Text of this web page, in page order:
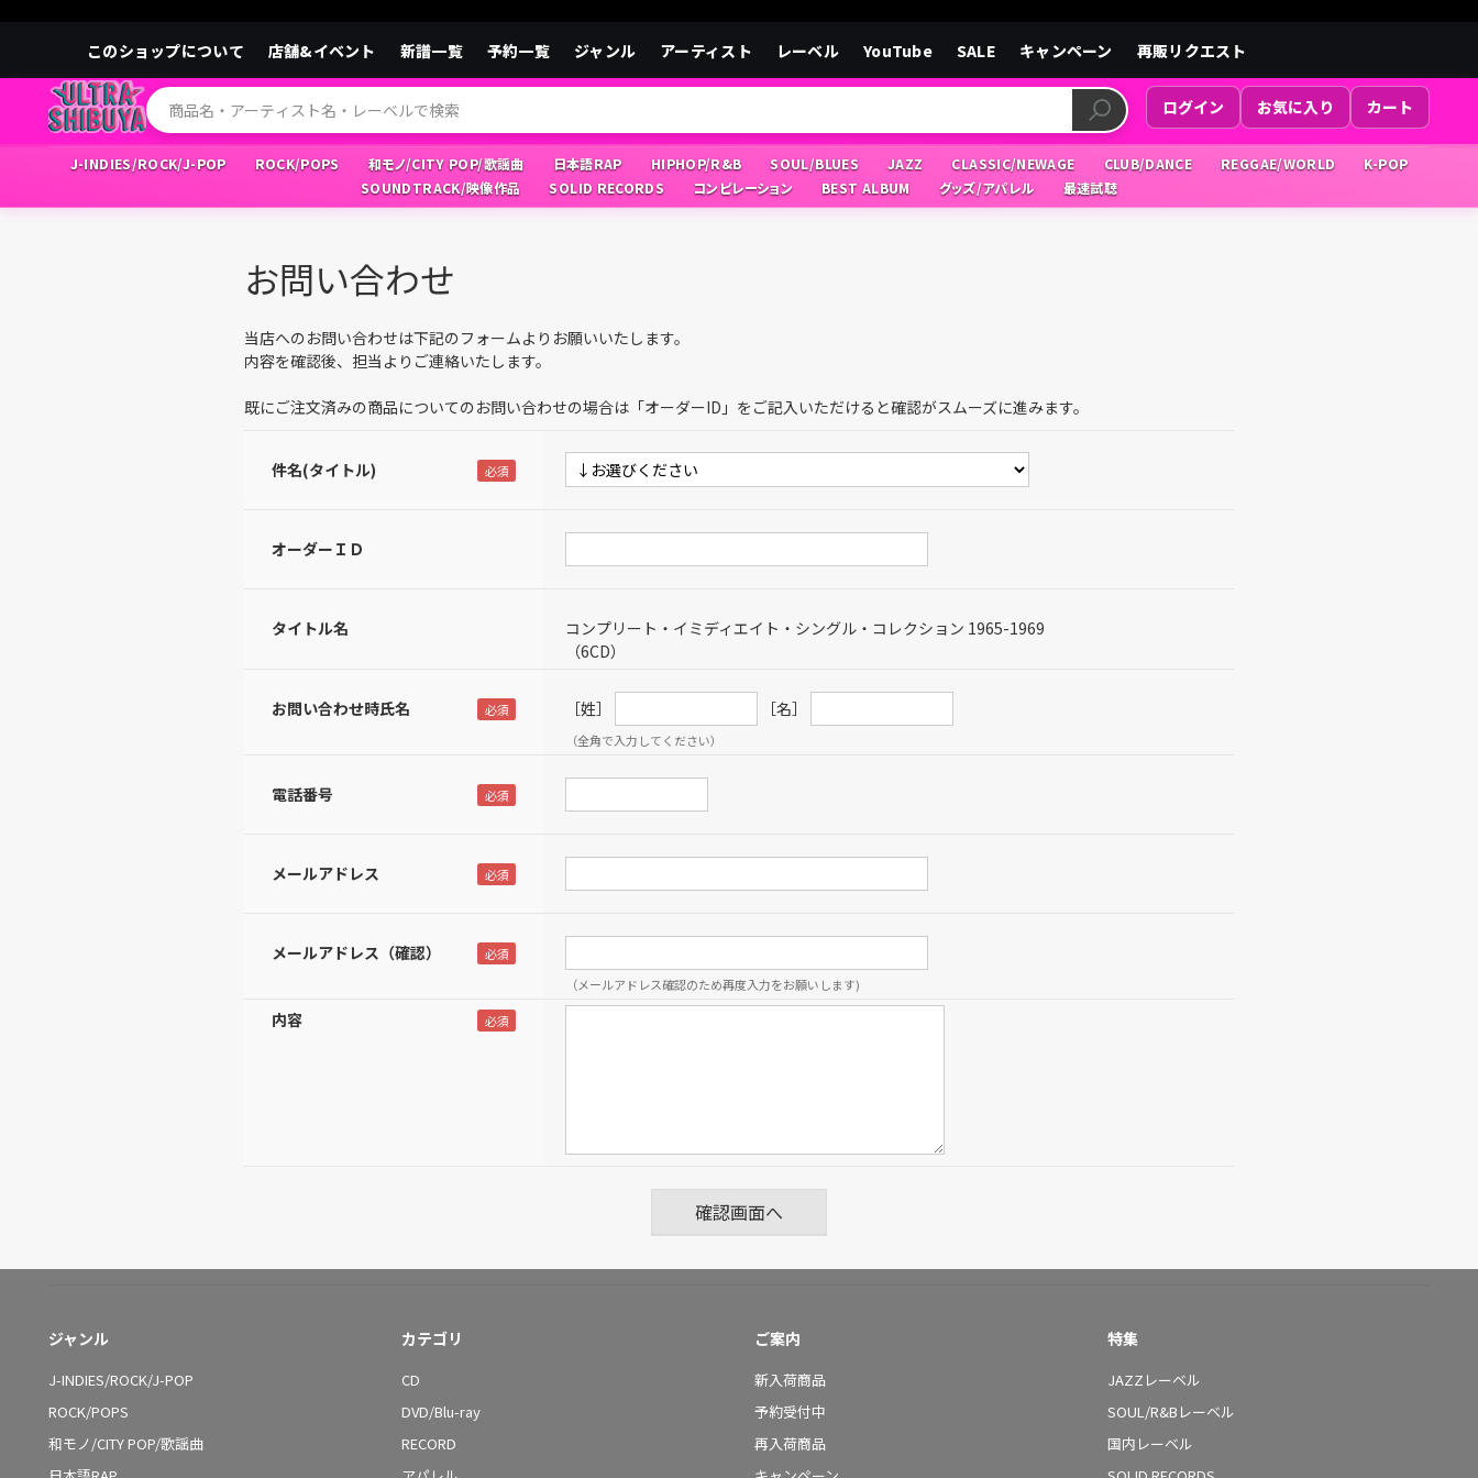
このショップについて 店舗&イベント 新譜一覧 予約一覧 ジャンル アーティスト レーベル YouTube SALE キャンペーン 再販リクエスト
ログイン お気に入り カート
J-INDIES/ROCK/J-POP ROCK/POPS 和モノ/CITY POP/歌謡曲 日本語RAP HIPHOP/R&B SOUL/BLUES JAZZ CLASSIC/NEWAGE CLUB/DANCE REGGAE/WORLD
K-POP
SOUNDTRACK/映像作品
SOLID RECORDS コンピレーション BEST ALBUM グッズ/アパレル 最速試聴
お問い合わせ
当店へのお問い合わせは下記のフォームよりお願いいたします。
内容を確認後、担当よりご連絡いたします。
既にご注文済みの商品についてのお問い合わせの場合は「オーダーID」をご記入いただけると確認がスムーズに進みます。
件名(タイトル)
オーダーＩＤ
タイトル名
コンプリート・イミディエイト・シングル・コレクション 1965-1969
（6CD）
お問い合わせ時氏名 ［姓］ ［名］
（全角で入力してください）
電話番号
メールアドレス
メールアドレス（確認）
（メールアドレス確認のため再度入力をお願いします)
内容
ジャンル
J-INDIES/ROCK/J-POP
ROCK/POPS
和モノ/CITY POP/歌謡曲
カテゴリ
CD
DVD/Blu-ray
RECORD
ご案内
新入荷商品
予約受付中
再入荷商品
特集
JAZZレーベル
SOUL/R&Bレーベル
国内レーベル